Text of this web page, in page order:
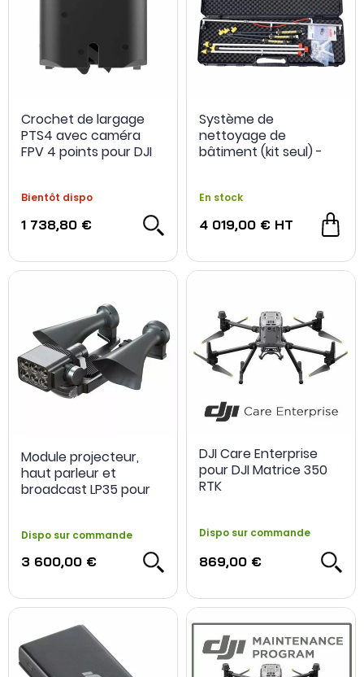
Crochet de largage
PTS4 avec caméra
FPV 4 points pour DJI
Bientôt dispo
1 738,80 €
Système de
nettoyage de
bâtiment (kit seul) -
En stock
4 019,00 € HT
Module projecteur,
haut parleur et
broadcast LP35 pour
Dispo sur commande
3 600,00 €
DJI Care Enterprise
pour DJI Matrice 350
RTK
Dispo sur commande
869,00 €